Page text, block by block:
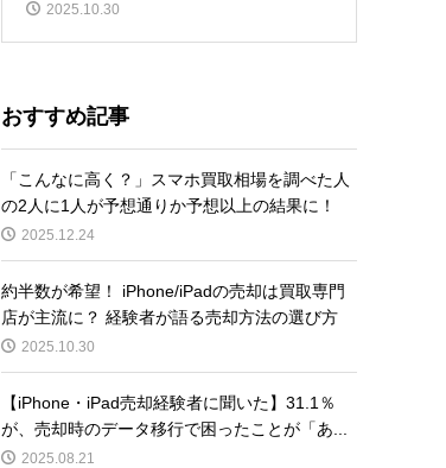
2025.10.30
おすすめ記事
「こんなに高く？」スマホ買取相場を調べた人
の2人に1人が予想通りか予想以上の結果に！
2025.12.24
約半数が希望！ iPhone/iPadの売却は買取専門
店が主流に？ 経験者が語る売却方法の選び方
2025.10.30
【iPhone・iPad売却経験者に聞いた】31.1％
が、売却時のデータ移行で困ったことが「あ...
2025.08.21